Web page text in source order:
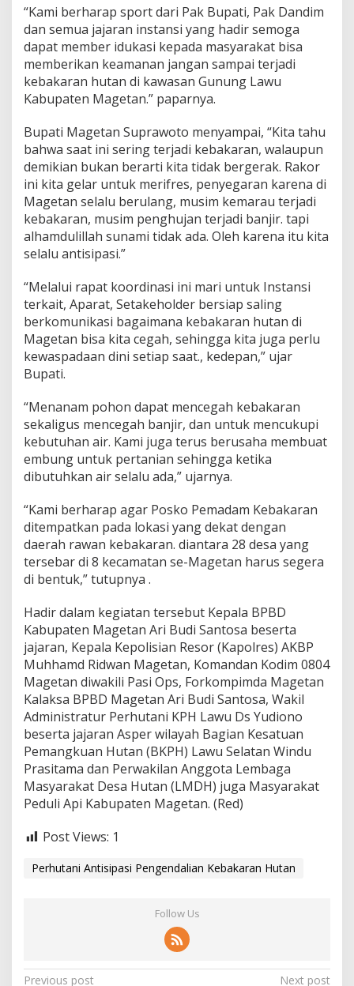
a
n
“Kami berharap sport dari Pak Bupati, Pak Dandim
dan semua jajaran instansi yang hadir semoga
dapat member idukasi kepada masyarakat bisa
memberikan keamanan jangan sampai terjadi
kebakaran hutan di kawasan Gunung Lawu
Kabupaten Magetan.” paparnya.
Bupati Magetan Suprawoto menyampai, “Kita tahu
bahwa saat ini sering terjadi kebakaran, walaupun
demikian bukan berarti kita tidak bergerak. Rakor
ini kita gelar untuk merifres, penyegaran karena di
Magetan selalu berulang, musim kemarau terjadi
kebakaran, musim penghujan terjadi banjir. tapi
alhamdulillah sunami tidak ada. Oleh karena itu kita
selalu antisipasi.”
“Melalui rapat koordinasi ini mari untuk Instansi
terkait, Aparat, Setakeholder bersiap saling
berkomunikasi bagaimana kebakaran hutan di
Magetan bisa kita cegah, sehingga kita juga perlu
kewaspadaan dini setiap saat., kedepan,” ujar
Bupati.
“Menanam pohon dapat mencegah kebakaran
sekaligus mencegah banjir, dan untuk mencukupi
kebutuhan air. Kami juga terus berusaha membuat
embung untuk pertanian sehingga ketika
dibutuhkan air selalu ada,” ujarnya.
“Kami berharap agar Posko Pemadam Kebakaran
ditempatkan pada lokasi yang dekat dengan
daerah rawan kebakaran. diantara 28 desa yang
tersebar di 8 kecamatan se-Magetan harus segera
di bentuk,” tutupnya .
Hadir dalam kegiatan tersebut Kepala BPBD
Kabupaten Magetan Ari Budi Santosa beserta
jajaran, Kepala Kepolisian Resor (Kapolres) AKBP
Muhhamd Ridwan Magetan, Komandan Kodim 0804
Magetan diwakili Pasi Ops, Forkompimda Magetan
Kalaksa BPBD Magetan Ari Budi Santosa, Wakil
Administratur Perhutani KPH Lawu Ds Yudiono
beserta jajaran Asper wilayah Bagian Kesatuan
Pemangkuan Hutan (BKPH) Lawu Selatan Windu
Prasitama dan Perwakilan Anggota Lembaga
Masyarakat Desa Hutan (LMDH) juga Masyarakat
Peduli Api Kabupaten Magetan. (Red)
Post Views: 1
Perhutani Antisipasi Pengendalian Kebakaran Hutan
Follow Us
Previous post Next post